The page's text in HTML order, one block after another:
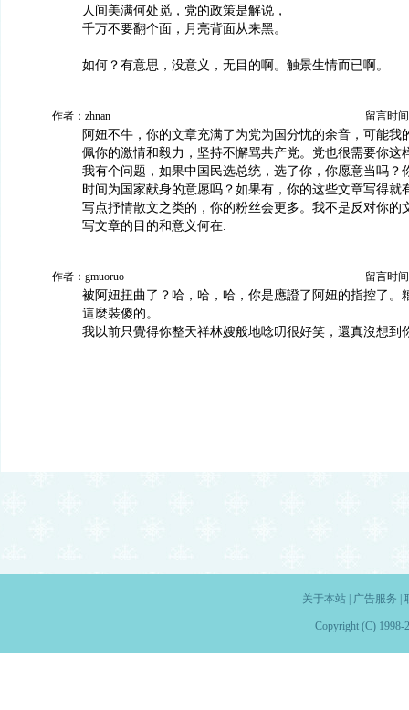
人间美满何处觅，党的政策是解说，
千万不要翻个面，月亮背面从来黑。
如何？有意思，没意义，无目的啊。触景生情而已啊。
作者：zhnan 留言时
阿妞不牛，你的文章充满了为党为国分忧的余音，可能我
佩你的激情和毅力，坚持不懈骂共产党。党也很需要你这
我有个问题，如果中国民选总统，选了你，你愿意当吗？
时间为国家献身的意愿吗？如果有，你的这些文章写得就
写点抒情散文之类的，你的粉丝会更多。我不是反对你的
写文章的目的和意义何在.
作者：gmuoruo 留言时
被阿妞扭曲了？哈，哈，哈，你是應證了阿妞的指控了。
這麼裝傻的。
我以前只覺得你整天祥林嫂般地唸叨很好笑，還真沒想到
关于本站| 广告服务
Copyright (C) 1998-